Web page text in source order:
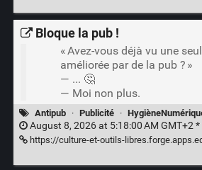
Bloque la pub !
« Avez-vous déjà vu une
améliorée par de la pub ? »
— ... 🤔
— Moi non plus.
Antipub · Publicité ·
August 8, 2026 at 5:18:00 AM GMT+2 *
https://culture-et-outils-